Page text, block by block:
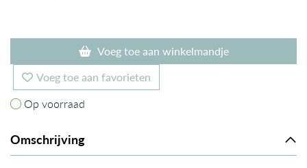
Voeg toe aan winkelmandje
Voeg toe aan favorieten
Op voorraad
Op voorraad
Omschrijving